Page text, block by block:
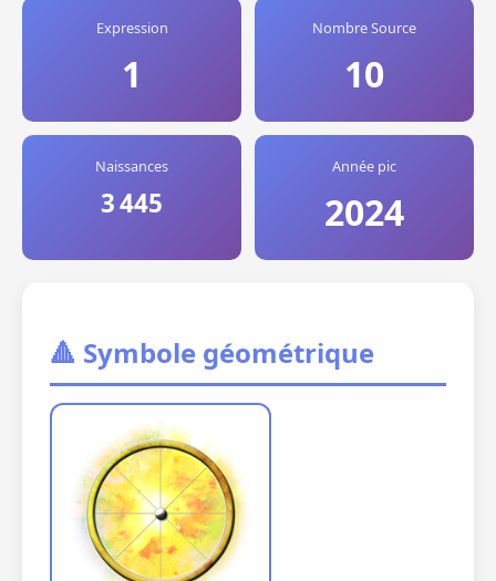
Expression
1
Nombre Source
10
Naissances
3 445
Année pic
2024
🔺 Symbole géométrique